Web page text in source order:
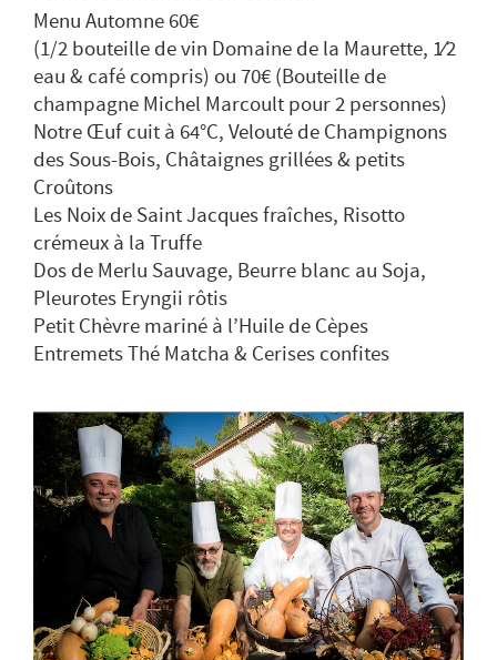
Menu Automne 60€
(1/2 bouteille de vin Domaine de la Maurette, 1⁄2
eau & café compris) ou 70€ (Bouteille de
champagne Michel Marcoult pour 2 personnes)
Notre Œuf cuit à 64°C, Velouté de Champignons
des Sous-Bois, Châtaignes grillées & petits
Croûtons
Les Noix de Saint Jacques fraîches, Risotto
crémeux à la Truffe
Dos de Merlu Sauvage, Beurre blanc au Soja,
Pleurotes Eryngii rôtis
Petit Chèvre mariné à l’Huile de Cèpes
Entremets Thé Matcha & Cerises confites